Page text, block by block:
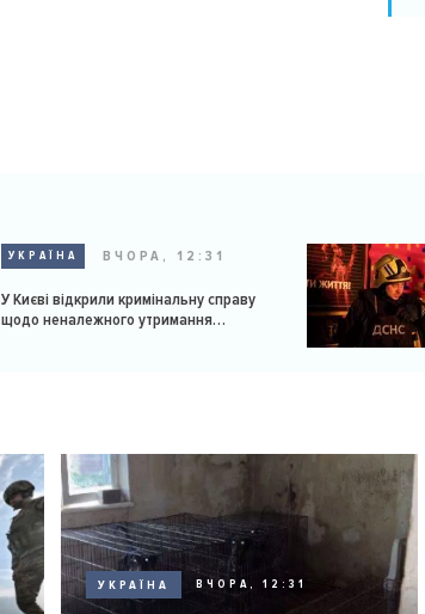
УКРАЇНА ВЧОРА, 12:31
У Києві відкрили кримінальну справу
щодо неналежного утримання
УКРАЇНА ВЧОРА, 12:31